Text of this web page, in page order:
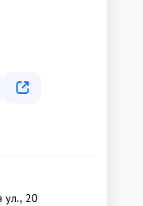
ул., 20